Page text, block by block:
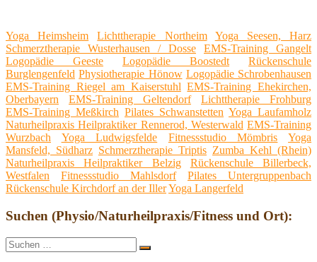
Yoga Heimsheim Lichttherapie Northeim
Yoga Seesen, Harz
Schmerztherapie Wusterhausen / Dosse
EMS-Training Gangelt
Logopädie Geeste
Logopädie Boostedt
Rückenschule
Burglengenfeld Physiotherapie Hönow Logopädie Schrobenhausen
EMS-Training Riegel am Kaiserstuhl EMS-Training Ehekirchen,
Oberbayern
EMS-Training Geltendorf
Lichttherapie Frohburg
EMS-Training Meßkirch Pilates Schwanstetten Yoga Laufamholz
Naturheilpraxis Heilpraktiker Rennerod, Westerwald EMS-Training
Wurzbach
Yoga Ludwigsfelde Fitnessstudio Mömbris
Yoga
Mansfeld, Südharz Schmerztherapie Triptis Zumba Kehl (Rhein)
Naturheilpraxis Heilpraktiker Belzig
Rückenschule Billerbeck,
Westfalen
Fitnessstudio Mahlsdorf
Pilates Untergruppenbach
Rückenschule Kirchdorf an der IllerYoga Langerfeld
Suchen (Physio/Naturheilpraxis/Fitness und Ort):
Suche
nach:
Suchen